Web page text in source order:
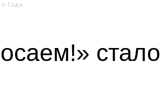
Года
стало